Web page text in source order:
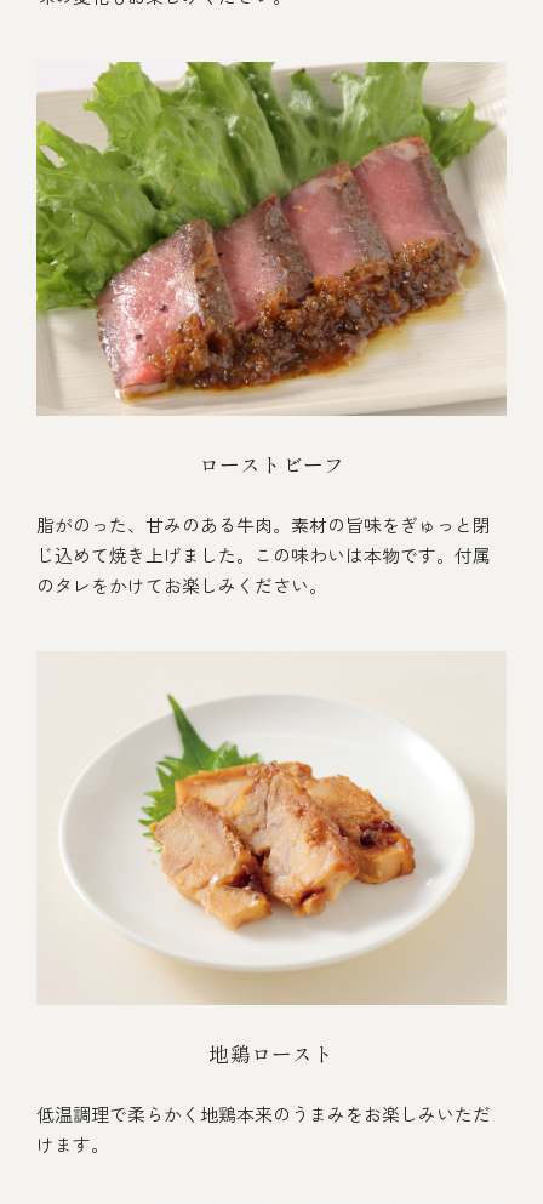
ローストビーフ
脂がのった、甘みのある牛肉。素材の旨味をぎゅっと閉
じ込めて焼き上げました。この味わいは本物です。付属
のタレをかけてお楽しみください。
地鶏ロースト
低温調理で柔らかく地鶏本来のうまみをお楽しみいただ
けます。